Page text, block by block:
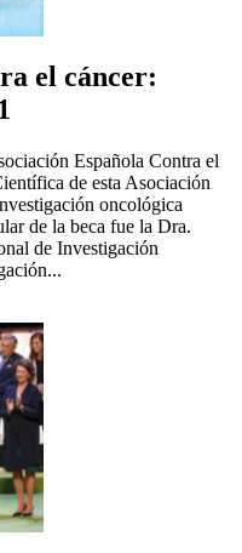
el cáncer:
Española Contra el
de esta Asociación
oncológica
de la beca fue la Dra.
de Investigación